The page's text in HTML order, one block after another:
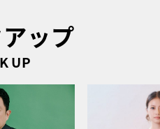
ップ
UP